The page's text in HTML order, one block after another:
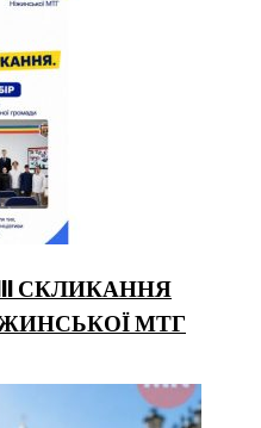
СКЛИКАННЯ
МТГ